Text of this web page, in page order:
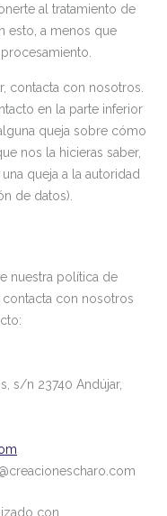
al tratamiento de
esto, a menos que
contacta con nosotros.
en la parte inferior
queja sobre cómo
nos la hicieras saber,
queja a la autoridad
de datos).
nuestra política de
con nosotros
s/n 23740 Andújar,
creacionescharo.com
con